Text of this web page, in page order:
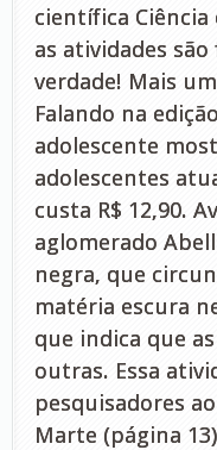
científica Ciência
as atividades
verdade! Mais
Falando na
adolescente
adolescentes
custa R$ 12,90.
aglomerado
negra, que
matéria escura
que indica que
outras. Essa
pesquisadores
Marte (página